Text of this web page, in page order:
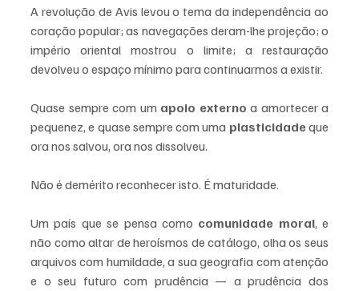
A revolução de Avis levou o tema da independência ao
coração popular; as navegações deram-lhe projeção; o
império oriental mostrou o limite; a restauração
devolveu o espaço mínimo para continuarmos a existir.
Quase sempre com um apoio externo a amortecer a
pequenez, e quase sempre com uma plasticidade que
ora nos salvou, ora nos dissolveu.
Não é demérito reconhecer isto. É maturidade.
Um país que se pensa como comunidade moral, e
não como altar de heroísmos de catálogo, olha os seus
arquivos com humildade, a sua geografia com atenção
e o seu futuro com prudência — a prudência dos